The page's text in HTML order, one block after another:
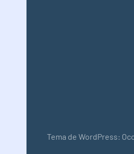
Tema de WordPress: